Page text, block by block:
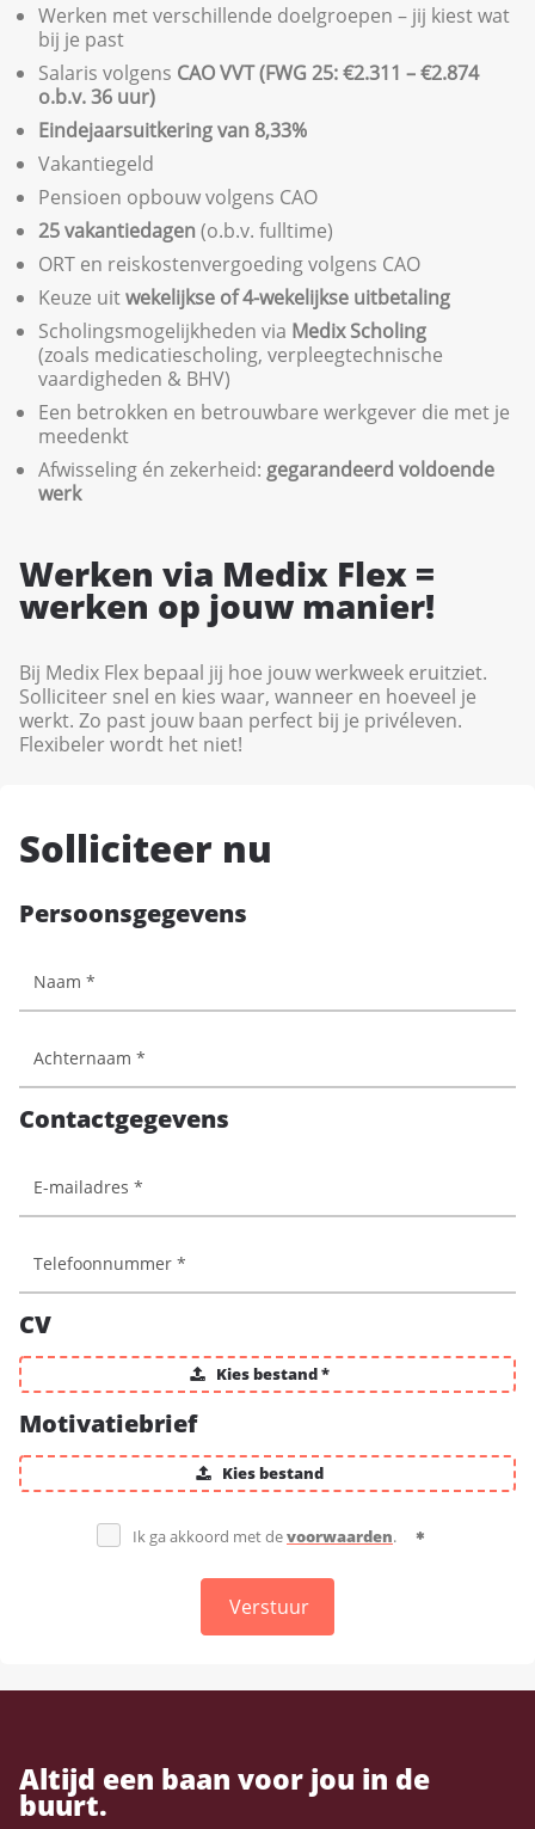
Werken met verschillende doelgroepen – jij kiest wat
bij je past
Salaris volgens CAO VVT (FWG 25: €2.311 – €2.874
o.b.v. 36 uur)
Eindejaarsuitkering van 8,33%
Vakantiegeld
Pensioen opbouw volgens CAO
25 vakantiedagen(o.b.v. fulltime)
ORT en reiskostenvergoeding volgens CAO
Keuze uitwekelijkse of 4-wekelijkse uitbetaling
Scholingsmogelijkheden via Medix Scholing
(zoals medicatiescholing, verpleegtechnische
vaardigheden & BHV)
Een betrokken en betrouwbare werkgever die met je
meedenkt
Afwisseling én zekerheid: gegarandeerd voldoende
werk
Werken via Medix Flex =
werken op jouw manier!
Bij Medix Flex bepaal jij hoe jouw werkweek eruitziet.
Solliciteer snel en kies waar, wanneer en hoeveel je
werkt. Zo past jouw baan perfect bij je privéleven.
Flexibeler wordt het niet!
Solliciteer nu
Persoonsgegevens
Contactgegevens
CV
Kies bestand *
Motivatiebrief
Kies bestand
Ik ga akkoord met devoorwaarden.
Verstuur
Altijd een baan voor jou in de
buurt.